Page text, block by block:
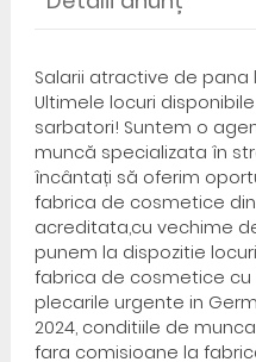
Salarii atractive de pana
Ultimele locuri
sarbatori! Suntem o
muncă specializata în
încântați să oferim
fabrica de cosmetice din
acreditata,cu vechime
punem la dispozitie
fabrica de cosmetice cu
plecarile urgente in
2024, conditiile de
fara comisioane la